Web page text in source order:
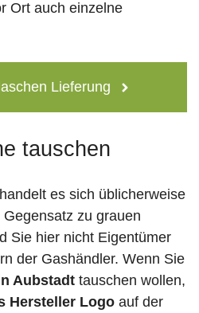
Ort auch einzelne
Lieferung
tauschen
es sich üblicherweise
Gegensatz zu grauen
Sie hier nicht Eigentümer
der Gashändler. Wenn Sie
Aubstadt tauschen wollen,
Hersteller Logo auf der